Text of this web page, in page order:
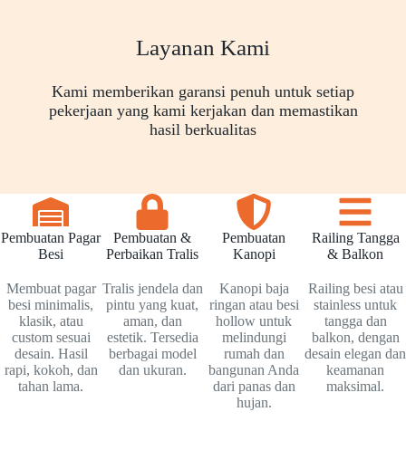
Layanan Kami
Kami memberikan garansi penuh untuk setiap
pekerjaan yang kami kerjakan dan memastikan
hasil berkualitas
Pembuatan Pagar
Besi
Membuat pagar
besi minimalis,
klasik, atau
custom sesuai
desain. Hasil
rapi, kokoh, dan
tahan lama.
Pembuatan &
Perbaikan Tralis
Tralis jendela dan
pintu yang kuat,
aman, dan
estetik. Tersedia
berbagai model
dan ukuran.
Pembuatan
Kanopi
Kanopi baja
ringan atau besi
hollow untuk
melindungi
rumah dan
bangunan Anda
dari panas dan
hujan.
Railing Tangga
& Balkon
Railing besi atau
stainless untuk
tangga dan
balkon, dengan
desain elegan dan
keamanan
maksimal.